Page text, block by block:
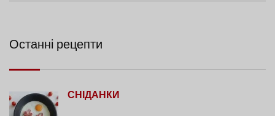
Останні рецепти
СНІДАНКИ